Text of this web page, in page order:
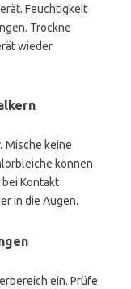
Feuchtigkeit
Trockne
wieder
Mische keine
können
Kontakt
in die Augen.
ein. Prüfe